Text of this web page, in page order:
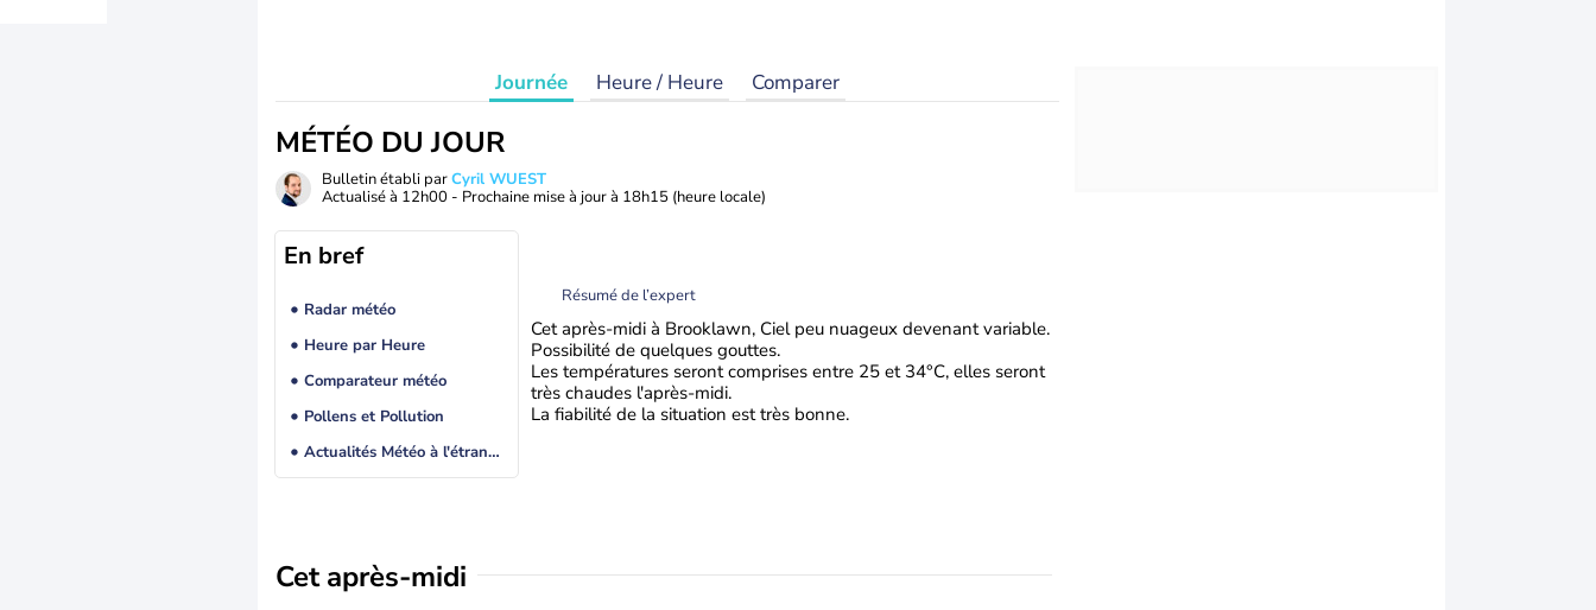
Journée Heure / Heure Comparer
MÉTÉO DU JOUR
Bulletin établi parCyril WUEST
Actualisé à 12h00 - Prochaine mise à jour à 18h15 (heure locale)
En bref
Radar météo
Heure par Heure
Comparateur météo
Pollens et Pollution
Actualités Météo à l'étranger
Résumé de l’expert
Cet après-midi à Brooklawn, Ciel peu nuageux devenant variable.
Possibilité de quelques gouttes.
Les températures seront comprises entre 25 et 34°C, elles seront
très chaudes l'après-midi.
La fiabilité de la situation est très bonne.
Cet après-midi